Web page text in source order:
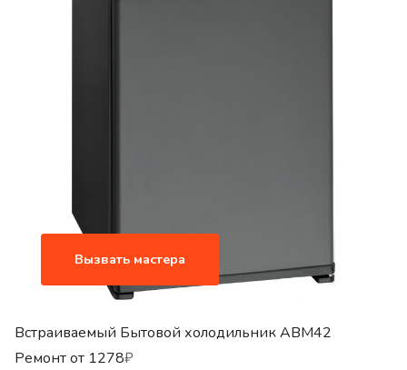
Вызвать мастера
Встраиваемый Бытовой холодильник ABM42
Ремонт от 1278₽